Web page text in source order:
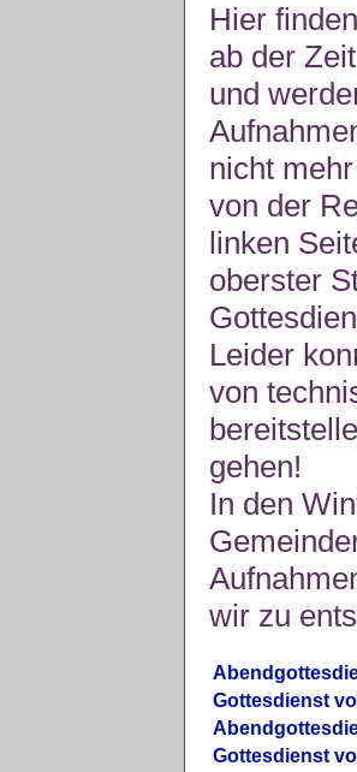
Hier
ab der
und
nicht
von der
linken
oberster
Leider
von
gehen!
In den
wir zu
Gottesdienst
Gottesdienst